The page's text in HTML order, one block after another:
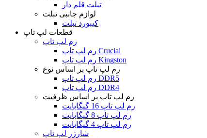
تبلت قلم دار
لوازم جانبی تبلت
کیبورد تبلت
قطعات لپ تاپ
رم لپ تاپ
رم لپ تاپ Crucial
رم لپ تاپ Kingston
رم لپ تاپ بر اساس نوع
رم لپ تاپ DDR5
رم لپ تاپ DDR4
رم لپ تاپ بر اساس ظرفیت
رم لپ تاپ 16 گیگابایت
رم لپ تاپ 8 گیگابایت
رم لپ تاپ 4 گیگابایت
شارژر لپ تاپ